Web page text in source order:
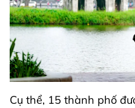
Cụ thể, 15 thành phố